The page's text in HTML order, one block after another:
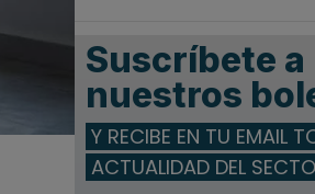
Suscríbete a
nuestros
Y RECIBE EN TU EMAIL
ACTUALIDAD DEL